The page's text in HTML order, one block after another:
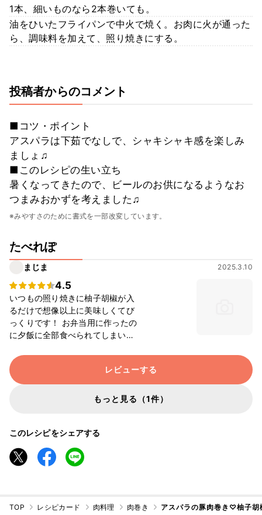
1本、細いものなら2本巻いても。
油をひいたフライパンで中火で焼く。お肉に火が通った
ら、調味料を加えて、照り焼きにする。
投稿者からのコメント
■コツ・ポイント
アスパラは下茹でなしで、シャキシャキ感を楽しみ
ましょ♫
■このレシピの生い立ち
暑くなってきたので、ビールのお供になるようなお
つまみおかずを考えました♫
※みやすさのために書式を一部改変しています。
たべれぽ
まじま 2025.3.10
4.5
いつもの照り焼きに柚子胡椒が入
るだけで想像以上に美味しくてび
っくりです！ お弁当用に作ったの
に夕飯に全部食べられてしまいま
レビューする
もっと見る（1件）
このレシピをシェアする
TOP レシピカード 肉料理 肉巻き アスパラの豚肉巻き♡柚子胡